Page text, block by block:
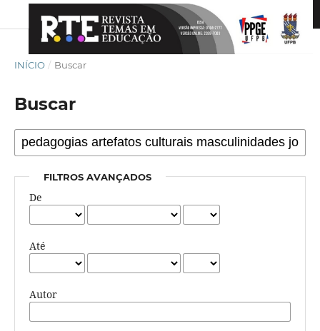
INÍCIO / Buscar
Buscar
FILTROS AVANÇADOS
De
Até
Autor